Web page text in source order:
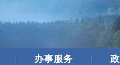
办事服务